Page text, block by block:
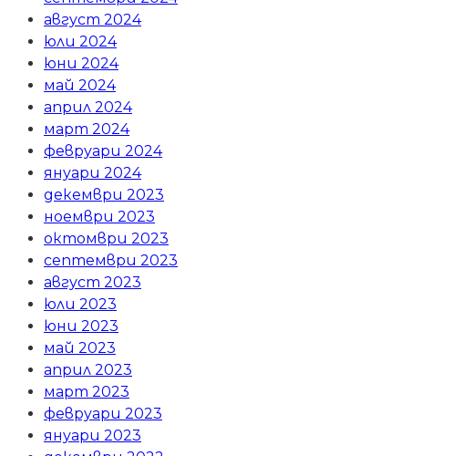
август 2024
юли 2024
юни 2024
май 2024
април 2024
март 2024
февруари 2024
януари 2024
декември 2023
ноември 2023
октомври 2023
септември 2023
август 2023
юли 2023
юни 2023
май 2023
април 2023
март 2023
февруари 2023
януари 2023